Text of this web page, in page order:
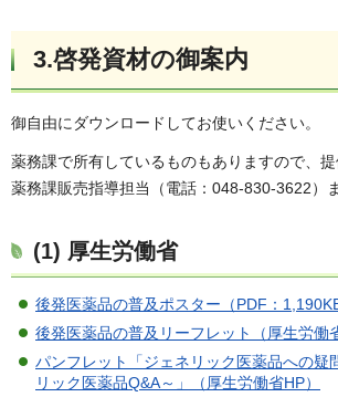
3.啓発資材の御案内
御自由にダウンロードしてお使いください。
薬務課で所有しているものもありますので、
薬務課販売指導担当（電話：048-830-3622）
(1) 厚生労働省
後発医薬品の普及ポスター（PDF：1,190KB
後発医薬品の普及リーフレット（厚生労働
パンフレット「ジェネリック医薬品への疑
リック医薬品Q&A～」（厚生労働省HP）